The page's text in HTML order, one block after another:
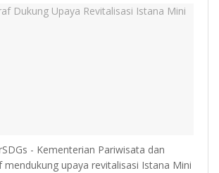
- Kementerian Pariwisata dan
mendukung upaya revitalisasi Istana Mini